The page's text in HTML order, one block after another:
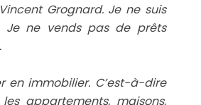
Grognard. Je ne suis
Je ne vends pas de prêts
en immobilier. C’est-à-dire
appartements, maisons,